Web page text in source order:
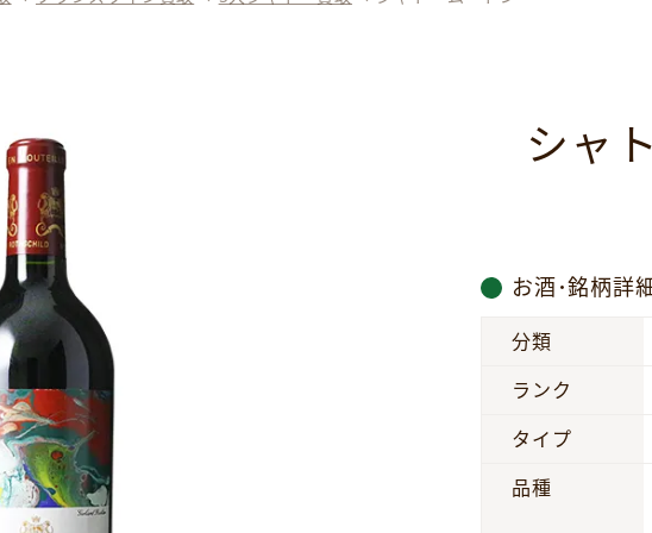
シャ
お酒･銘柄詳
分類
ランク
タイプ
品種